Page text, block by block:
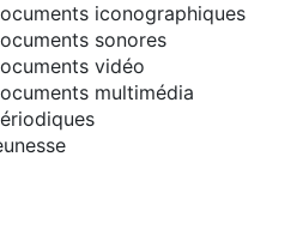
iconographiques
sonores
vidéo
multimédia